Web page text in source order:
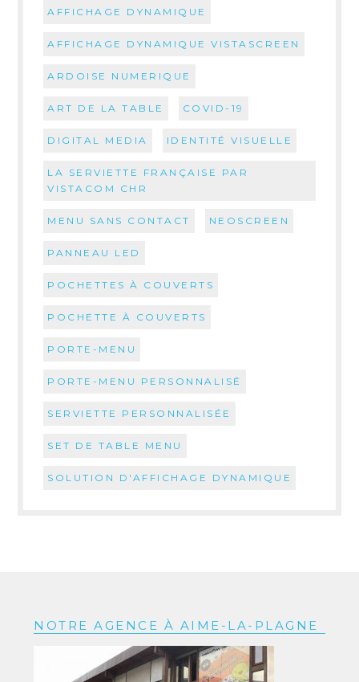
AFFICHAGE DYNAMIQUE
AFFICHAGE DYNAMIQUE VISTASCREEN
ARDOISE NUMERIQUE
ART DE LA TABLE COVID-19
DIGITAL MEDIA IDENTITÉ VISUELLE
LA SERVIETTE FRANÇAISE PAR
VISTACOM CHR
MENU SANS CONTACT NEOSCREEN
PANNEAU LED
POCHETTES À COUVERTS
POCHETTE À COUVERTS
PORTE-MENU
PORTE-MENU PERSONNALISÉ
SERVIETTE PERSONNALISÉE
SET DE TABLE MENU
SOLUTION D'AFFICHAGE DYNAMIQUE
NOTRE AGENCE À AIME-LA-PLAGNE